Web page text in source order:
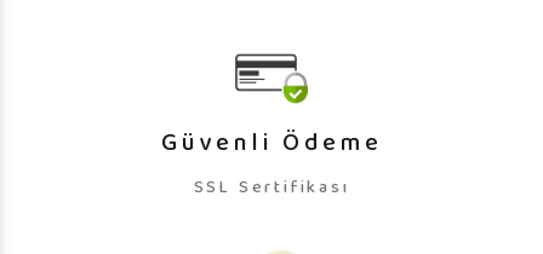
Güvenli Ödeme
SSL Sertifikası